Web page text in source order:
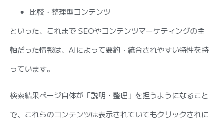
比較・整理型コンテンツ
といった、これまで SEOやコンテンツマーケティングの主
軸だった情報は、AIによって要約・統合されやすい特性を持
っています。
検索結果ページ自体が「説明・整理」を担うようになること
で、これらのコンテンツは表示されていてもクリックされに